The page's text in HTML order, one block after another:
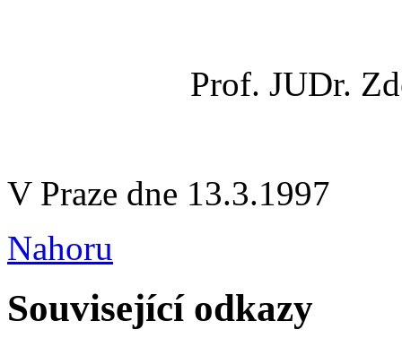
Prof. JUDr.
V Praze dne 13.3.1997
Nahoru
Související odkazy